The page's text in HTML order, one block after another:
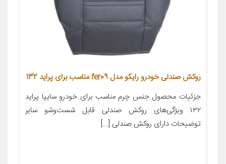
روکش صندلی خودرو رایکو مدل fer09 مناسب برای پراید 132
جزئیات محصول جنس چرم مناسب برای خودرو سایپا پراید
۱۳۲ ویژگی‌های روکش صندلی قابل شست‌وشو سایر
توضیحات دارای روکش صندلی […]